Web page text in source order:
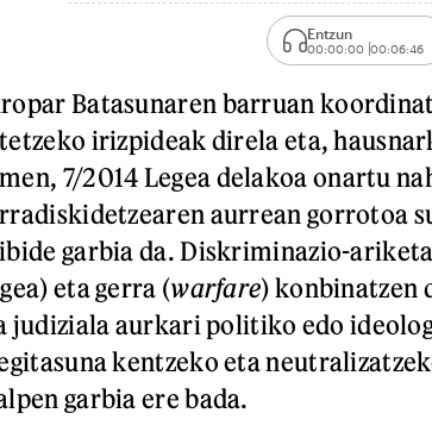
Entzun
00:00:00 00:06:46
Batasunaren barruan
irizpideak direla eta,
7/2014 Legea delakoa onartu
aurrean gorrotoa
garbia da. Diskriminazio-
eta gerra (warfare) konbinatzen
judiziala aurkari politiko edo
kentzeko eta
garbia ere bada.